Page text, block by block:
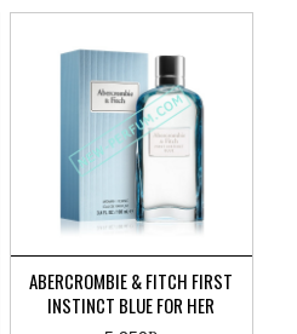
ABERCROMBIE & FITCH FIRST
INSTINCT BLUE FOR HER